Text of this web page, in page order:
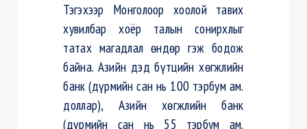
Тэгэхээр Монголоор хоолой тавих
хувилбар хоёр талын сонирхлыг
татах магадлал өндөр гэж бодож
байна. Азийн дэд бүтцийн хөгжлийн
банк (дүрмийн сан нь 100 тэрбум ам.
доллар), Азийн хөгжлийн банк
(дүрмийн сан нь 55 тэрбум ам.